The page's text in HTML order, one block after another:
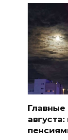
Главные